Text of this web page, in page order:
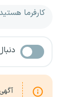
کارفرما